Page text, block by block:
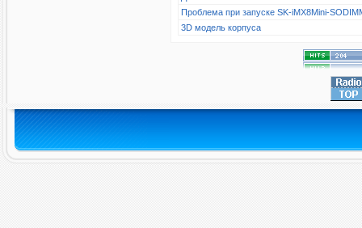
Проблема при запуске SK-iMX8Mini-
3D модель корпуса